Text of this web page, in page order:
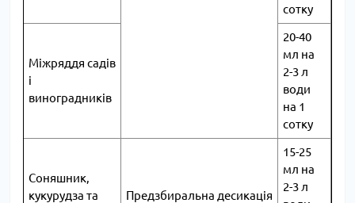
сотку
Міжряддя садів
і
виноградників
20-40
мл на
2-3 л
води
на 1
сотку
Соняшник,
кукурудза та
Предзбиральна десикація
15-25
мл на
2-3 л